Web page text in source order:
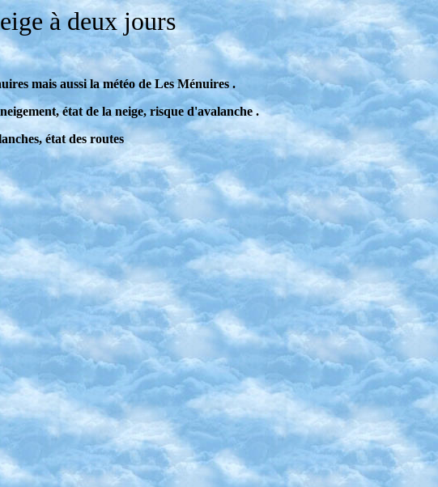
à deux jours
mais aussi la météo de Les Ménuires .
état de la neige, risque d'avalanche .
état des routes